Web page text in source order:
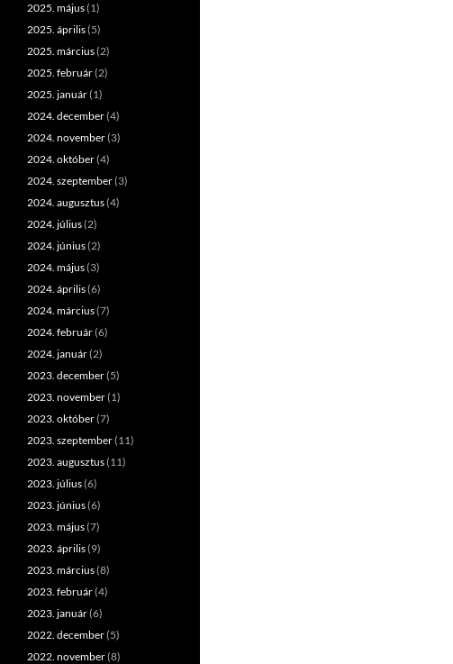
2025. május(1)
2025. április(5)
2025. március(2)
2025. február(2)
2025. január(1)
2024. december(4)
2024. november(3)
2024. október(4)
2024. szeptember(3)
2024. augusztus(4)
2024. július(2)
2024. június(2)
2024. május(3)
2024. április(6)
2024. március(7)
2024. február(6)
2024. január(2)
2023. december(5)
2023. november(1)
2023. október(7)
2023. szeptember(11)
2023. augusztus(11)
2023. július(6)
2023. június(6)
2023. május(7)
2023. április(9)
2023. március(8)
2023. február(4)
2023. január(6)
2022. december(5)
2022. november(8)